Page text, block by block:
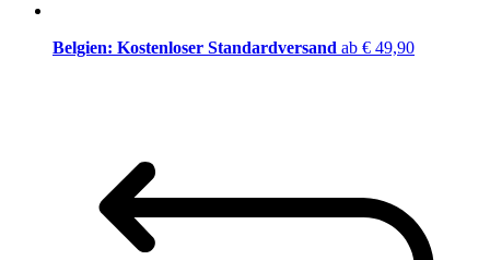
Belgien: Kostenloser Standardversand ab € 49,90